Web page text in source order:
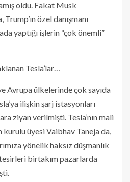
oldu. Fakat Musk
Trump’ın özel danışmanı
yaptığı işlerin “çok önemli”
Tesla’lar…
Avrupa ülkelerinde çok sayıda
ilişkin şarj istasyonları
ziyan verilmişti. Tesla’nın mali
üyesi Vaibhav Taneja da,
yönelik haksız düşmanlık
birtakım pazarlarda